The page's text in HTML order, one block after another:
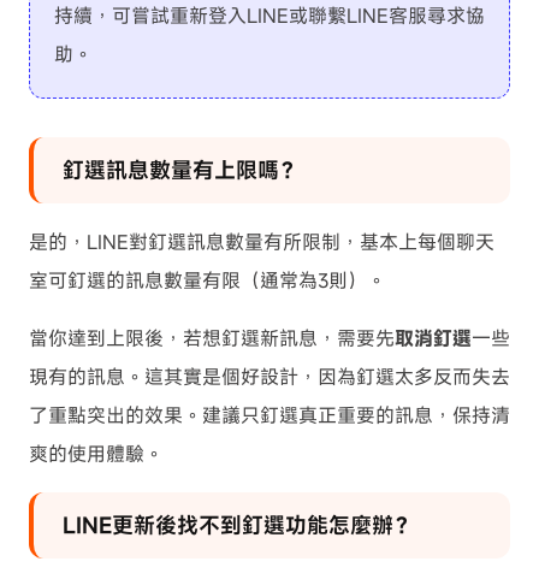
持續，可嘗試重新登入LINE或聯繫LINE客服尋求協
助。
釘選訊息數量有上限嗎？
是的，LINE對釘選訊息數量有所限制，基本上每個聊天
室可釘選的訊息數量有限（通常為3則）。
當你達到上限後，若想釘選新訊息，需要先取消釘選一些
現有的訊息。這其實是個好設計，因為釘選太多反而失去
了重點突出的效果。建議只釘選真正重要的訊息，保持清
爽的使用體驗。
LINE更新後找不到釘選功能怎麼辦？